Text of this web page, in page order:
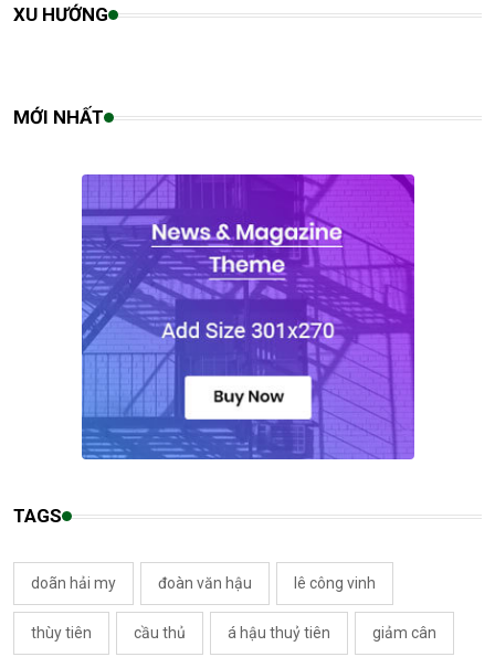
XU HƯỚNG
MỚI NHẤT
TAGS
doãn hải my đoàn văn hậu lê công vinh
thùy tiên cầu thủ á hậu thuỷ tiên giảm cân